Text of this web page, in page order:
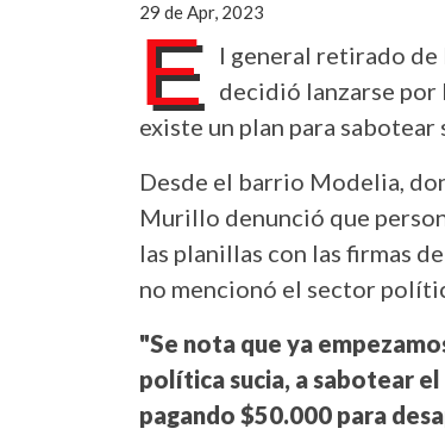
29 de Apr, 2023
E
l general retirado
decidió lanzarse por
existe un plan para
Desde el barrio Modelia,
Murillo denunció que
las planillas con las firmas
no mencionó el sector
"Se nota que ya
política sucia, a sabotear
pagando $50.000 para